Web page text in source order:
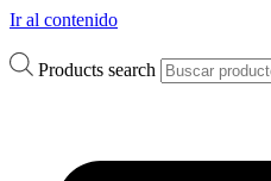
Ir al contenido
Products search